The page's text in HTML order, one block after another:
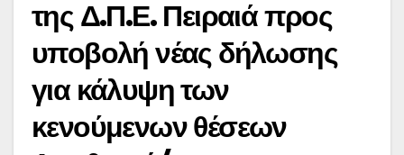
της Δ.Π.Ε. Πειραιά προς
υποβολή νέας δήλωσης
για κάλυψη των
κενούμενων θέσεων